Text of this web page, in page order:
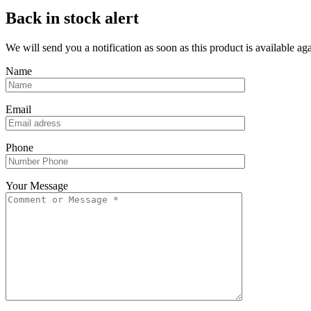
Back in stock alert
We will send you a notification as soon as this product is available
Name
Email
Phone
Your Message